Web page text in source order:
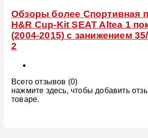
Обзоры более Спортивная
H&R Cup-Kit SEAT Altea 1
(2004-2015) с занижением
2
Всего отзывов (0)
нажмите здесь, чтобы добавить
товаре.